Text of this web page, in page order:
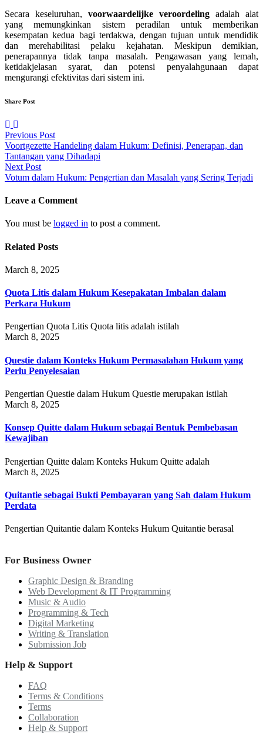
Secara keseluruhan, voorwaardelijke veroordeling adalah alat
yang memungkinkan sistem peradilan untuk memberikan
kesempatan kedua bagi terdakwa, dengan tujuan untuk mendidik
dan merehabilitasi pelaku kejahatan. Meskipun demikian,
penerapannya tidak tanpa masalah. Pengawasan yang lemah,
ketidakjelasan syarat, dan potensi penyalahgunaan dapat
mengurangi efektivitas dari sistem ini.
Share Post
Post
navigation
Previous Post
Voortgezette Handeling dalam Hukum: Definisi, Penerapan, dan
Tantangan yang Dihadapi
Next Post
Votum dalam Hukum: Pengertian dan Masalah yang Sering Terjadi
Leave a Comment
You must be logged in to post a comment.
Related Posts
March 8, 2025
Quota Litis dalam Hukum Kesepakatan Imbalan dalam
Perkara Hukum
Pengertian Quota Litis Quota litis adalah istilah
March 8, 2025
Questie dalam Konteks Hukum Permasalahan Hukum yang
Perlu Penyelesaian
Pengertian Questie dalam Hukum Questie merupakan istilah
March 8, 2025
Konsep Quitte dalam Hukum sebagai Bentuk Pembebasan
Kewajiban
Pengertian Quitte dalam Konteks Hukum Quitte adalah
March 8, 2025
Quitantie sebagai Bukti Pembayaran yang Sah dalam Hukum
Perdata
Pengertian Quitantie dalam Konteks Hukum Quitantie berasal
For Business Owner
Graphic Design & Branding
Web Development & IT Programming
Music & Audio
Programming & Tech
Digital Marketing
Writing & Translation
Submission Job
Help & Support
FAQ
Terms & Conditions
Terms
Collaboration
Help & Support